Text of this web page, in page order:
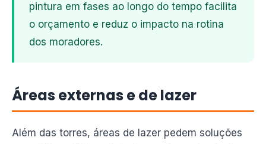
pintura em fases ao longo do tempo facilita
o orçamento e reduz o impacto na rotina
dos moradores.
Áreas externas e de lazer
Além das torres, áreas de lazer pedem soluções